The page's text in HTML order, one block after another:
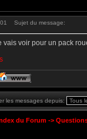
Sujet du message:
vais voir pour un pack
les messages depuis:
du Forum ->